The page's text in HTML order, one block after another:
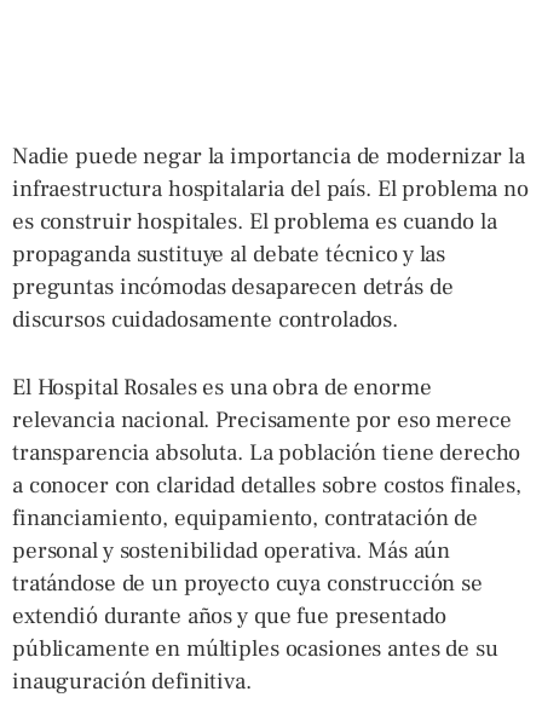
Nadie puede negar la importancia de modernizar la
infraestructura hospitalaria del país. El problema no
es construir hospitales. El problema es cuando la
propaganda sustituye al debate técnico y las
preguntas incómodas desaparecen detrás de
discursos cuidadosamente controlados.
El Hospital Rosales es una obra de enorme
relevancia nacional. Precisamente por eso merece
transparencia absoluta. La población tiene derecho
a conocer con claridad detalles sobre costos finales,
financiamiento, equipamiento, contratación de
personal y sostenibilidad operativa. Más aún
tratándose de un proyecto cuya construcción se
extendió durante años y que fue presentado
públicamente en múltiples ocasiones antes de su
inauguración definitiva.